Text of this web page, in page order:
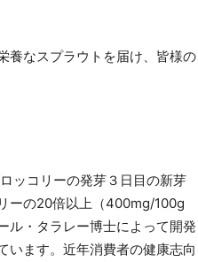
養なスプラウトを届け、皆様の
ッコリーの発芽３日目の新芽
ーの20倍以上（400mg/100g
ル・タラレー博士によって開発
います。近年消費者の健康志向